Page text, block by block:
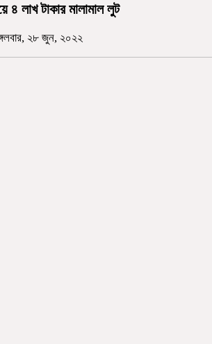
৪ লাখ টাকার মালামাল লুট
২৮ জুন, ২০২২